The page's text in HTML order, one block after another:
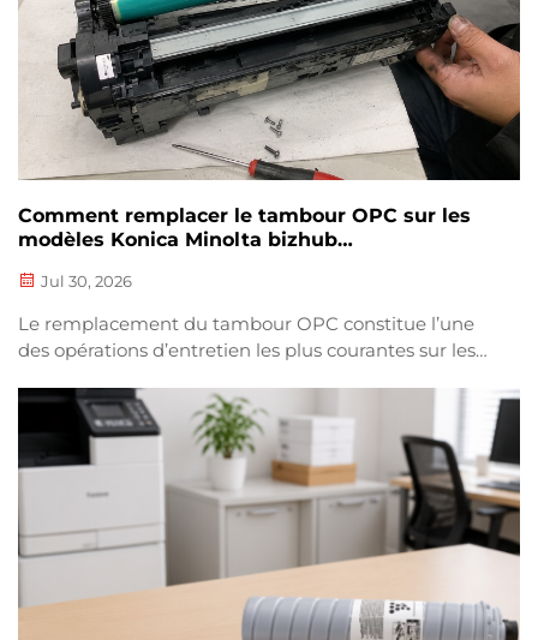
Comment remplacer le tambour OPC sur les
modèles Konica Minolta bizhub
Jul 30, 2026
Le remplacement du tambour OPC constitue l’une
des opérations d’entretien les plus courantes sur les
photocopieur produit des impressions pâles, des
marques répétées ou une qualité d’image médiocre,
l’installation d’un nouveau tambour OPC peut
restaurer les performances d’impression. Suivez t...